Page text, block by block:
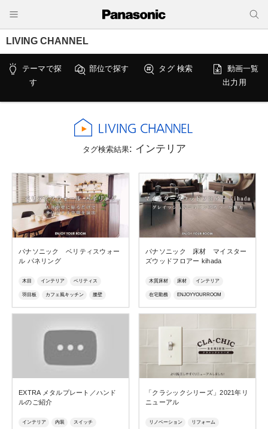
LIVING CHANNEL
テーマで探
す
部位で探す タグ 検索
動画一覧
出力用
タグ検索結果: インテリア
パナソニック ベリティスウォー
ル パネリング
木目 インテリア ベリティス
羽目板 カフェ風キッチン 腰壁
天井 北欧 部屋づくり 在宅勤務
パナソニック 床材 マイスター
ズウッドフロアー kihada
木質床材 床材 インテリア
在宅勤務 ENJOYYOURROOM
グレイッシュ ニュアンスカラー
マイスターズウッドフロアー
マイスターズウッドフロアーkihada
EXTRA メタルプレート／ハンド
ルのご紹介
インテリア 内装 スイッチ
「クラシックシリーズ」2021年リ
ニューアル
リノベーション リフォーム